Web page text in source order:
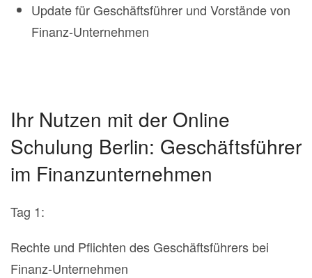
Update für Geschäftsführer und Vorstände von
Finanz-Unternehmen
Ihr Nutzen mit der Online
Schulung Berlin: Geschäftsführer
im Finanzunternehmen
Tag 1:
Rechte und Pflichten des Geschäftsführers bei
Finanz-Unternehmen